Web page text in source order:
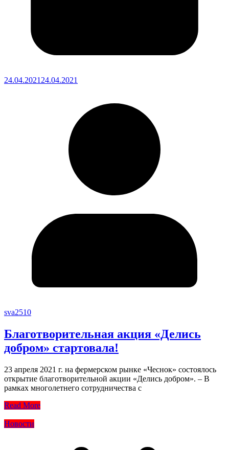
24.04.2021 24.04.2021
sva2510
Благотворительная акция «Делись
добром» стартовала!
23 апреля 2021 г. на фермерском рынке «Чеснок» состоялось
открытие благотворительной акции «Делись добром». – В
рамках многолетнего сотрудничества с
Read More
Новости